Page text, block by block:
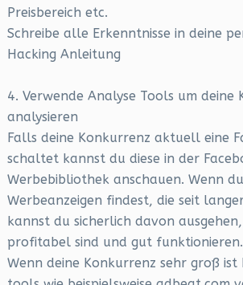
Preisbereich etc.
Schreibe alle Erkenntnisse in deine
Hacking Anleitung
4. Verwende Analyse Tools um deine
analysieren
Falls deine Konkurrenz aktuell eine
schaltet kannst du diese in der
Werbebibliothek anschauen. Wenn
Werbeanzeigen findest, die seit
kannst du sicherlich davon ausgehen,
profitabel sind und gut funktionieren.
Wenn deine Konkurrenz sehr groß